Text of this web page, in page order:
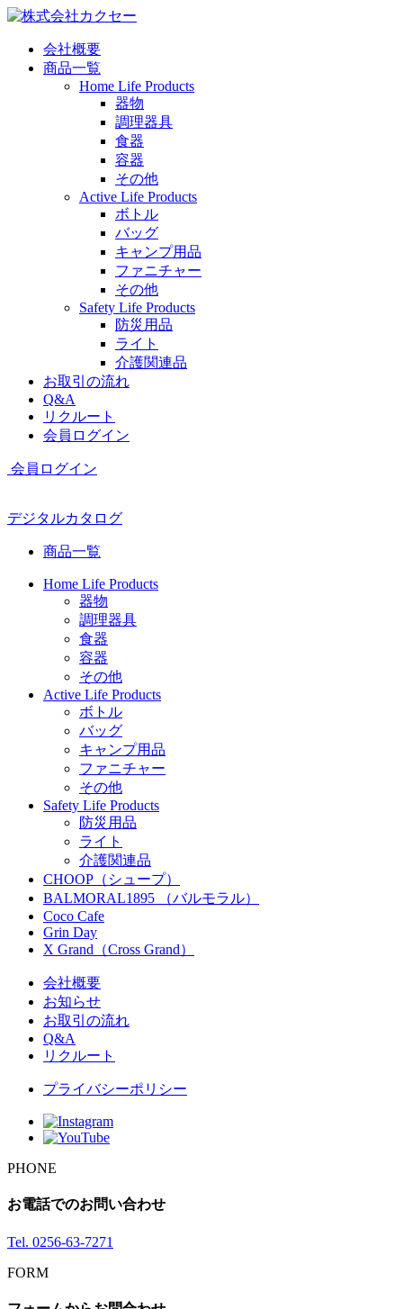
会社概要
商品一覧
Home Life Products
器物
調理器具
食器
容器
その他
Active Life Products
ボトル
バッグ
キャンプ用品
ファニチャー
その他
Safety Life Products
防災用品
ライト
介護関連品
お取引の流れ
Q&A
リクルート
会員ログイン
会員ログイン
デジタルカタログ
商品一覧
Home Life Products
器物
調理器具
食器
容器
その他
Active Life Products
ボトル
バッグ
キャンプ用品
ファニチャー
その他
Safety Life Products
防災用品
ライト
介護関連品
CHOOP（シュープ）
BALMORAL1895 （バルモラル）
Coco Cafe
Grin Day
X Grand（Cross Grand）
会社概要
お知らせ
お取引の流れ
Q&A
リクルート
プライバシーポリシー
PHONE
お電話でのお問い合わせ
Tel. 0256-63-7271
FORM